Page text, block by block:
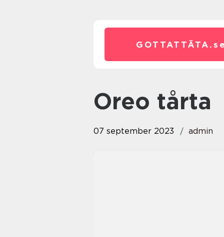
GOTTATTÄTA.
oreo tårta
07 september 2023 admin